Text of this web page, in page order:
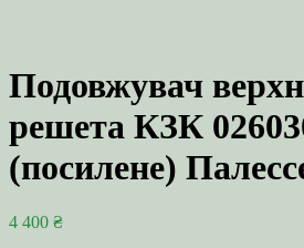
Подовжувач
решета КЗК
(посилене)
4 400 ₴